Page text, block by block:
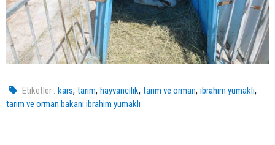
Etiketler : kars,tarım,hayvancılık,tarım ve orman,ibrahim yumaklı,
tarım ve orman bakanı ibrahim yumaklı